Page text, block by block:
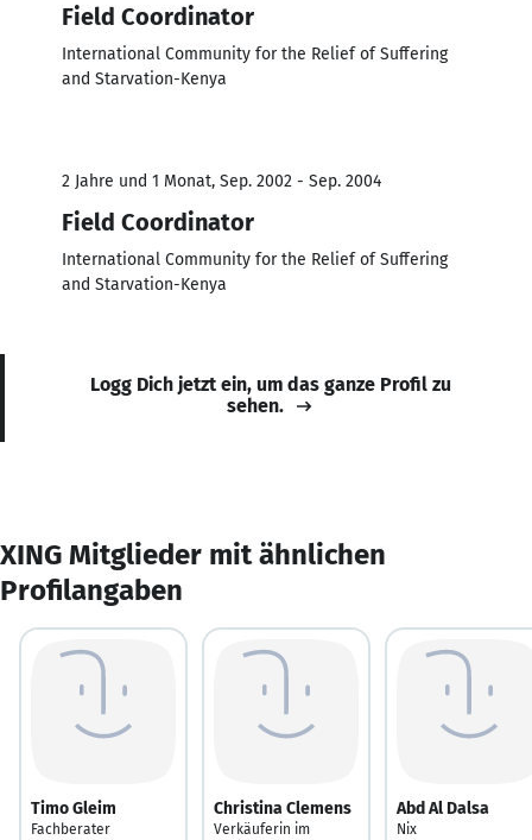
Field Coordinator
International Community for the Relief of Suffering
and Starvation-Kenya
2 Jahre und 1 Monat, Sep. 2002 - Sep. 2004
Field Coordinator
International Community for the Relief of Suffering
and Starvation-Kenya
Logg Dich jetzt ein, um das ganze Profil zu
sehen.
XING Mitglieder mit ähnlichen
Profilangaben
Timo Gleim
Fachberater
Christina Clemens
Verkäuferin im
Abd Al Dalsa
Nix